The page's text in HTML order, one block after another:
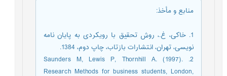
منابع و مأخذ:
1. خاکی، غ.، روش تحقیق با رویکردی به پایان نامه
نویسی، تهران، انتشارات بازتاب، چاپ دوم، 1384.
2. Saunders M, Lewis P, Thornhill A. (1997).
Research Methods for business students, London,